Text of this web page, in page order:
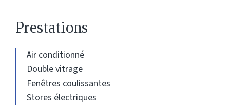
Prestations
Air conditionné
Double vitrage
Fenêtres coulissantes
Stores électriques